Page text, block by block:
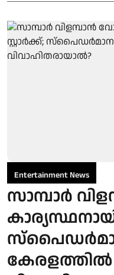
Entertainment News
സാമ്പാർ
കേരളത്തിൽ